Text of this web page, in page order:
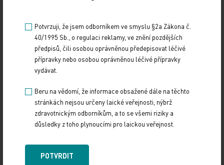
tepenných pulsací na společných femorálních tepnách. U stabilních
nemocných lze jako první zobrazovací metodu zvolit duplexní sonografi
i, přesnější výsledky poskytne CT nebo MR angiografie.
muskuloskeletální nebo neurogenní. Při chůzi se projevuje poměrně
často neurogenní bolest, typicky způsobená diskopatiemi nebo spinální
stenózou, která se nazývá „spinální klaudikací“. Přichází obvykle ve
ohnutím se. U arteriální etiologie postačuje k úlevě naopak i krátké
Potvrzuji, že jsem odborníkem ve smyslu §2a Zákona č.
40/1995 Sb., o regulaci reklamy, ve znění pozdějších
předpisů, čili osobou oprávněnou předepisovat léčivé
přípravky nebo osobou oprávněnou léčivé přípravky
vydávat.
Beru na vědomí, že informace obsažené dále na těchto
stránkách nejsou určeny laické veřejnosti, nýbrž
zdravotnickým odborníkům, a to se všemi riziky a
důsledky z toho plynoucími pro laickou veřejnost.
POTVRDIT